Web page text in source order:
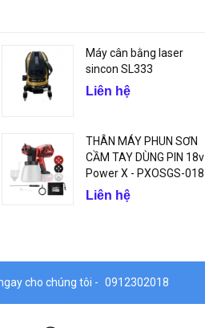
Máy cân bằng laser
sincon SL333
Liên hệ
THÂN MÁY PHUN SƠN
CẦM TAY DÙNG PIN 18v
Power X - PXOSGS-018
Liên hệ
cho chúng tôi - 0912302018